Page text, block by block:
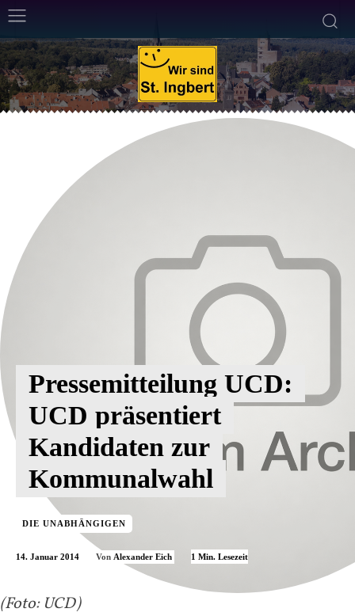
(Foto: UCD)
Pressemitteilung UCD:
UCD präsentiert
Kandidaten zur
Kommunalwahl
DIE UNABHÄNGIGEN
14. Januar 2014 Von Alexander Eich 1 Min. Lesezeit